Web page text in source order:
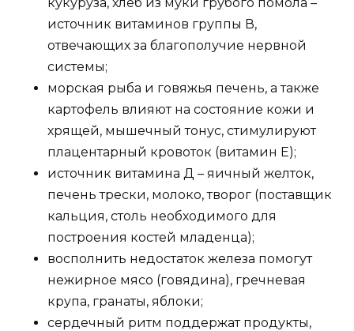
источник витаминов группы В,
отвечающих за благополучие нервной
системы;
морская рыба и говяжья печень, а также
картофель влияют на состояние кожи и
хрящей, мышечный тонус, стимулируют
плацентарный кровоток (витамин Е);
источник витамина Д – яичный желток,
печень трески, молоко, творог (поставщик
кальция, столь необходимого для
построения костей младенца);
восполнить недостаток железа помогут
нежирное мясо (говядина), гречневая
крупа, гранаты, яблоки;
сердечный ритм поддержат продукты,